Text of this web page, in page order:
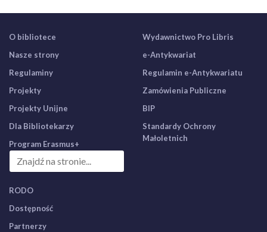
O bibliotece
Nasze strony
Regulaminy
Projekty
Projekty Unijne
Dla Bibliotekarzy
Program Erasmus+
Wydawnictwo Pro Libris
e-Antykwariat
Regulamin e-Antykwariatu
Zamówienia Publiczne
BIP
Standardy Ochrony
Małoletnich
RODO
Dostępność
Partnerzy